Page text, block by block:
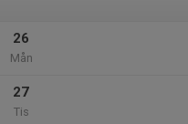
26
Mån
27
Tis